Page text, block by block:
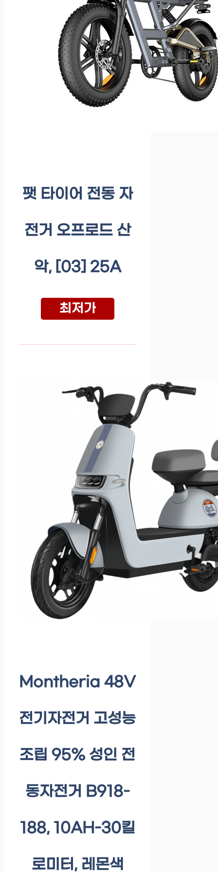
팻 타이어 전동 자
전거 오프로드 산
악, [03] 25A
최저가
Montheria 48V
전기자전거 고성능
조립 95% 성인 전
동자전거 B918-
188, 10AH-30킬
로미터, 레몬색